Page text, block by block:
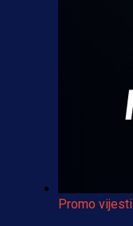
Promo vijesti